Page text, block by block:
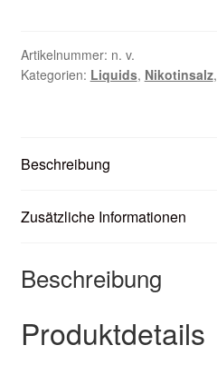
Artikelnummer: n. v.
Kategorien: Liquids, Nikotinsalz,
Beschreibung
Zusätzliche Informationen
Beschreibung
Produktdetails